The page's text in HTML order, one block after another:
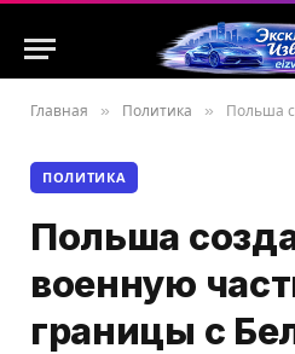
Главная » Политика » Польша
ПОЛИТИКА
Польша
военную
границы с